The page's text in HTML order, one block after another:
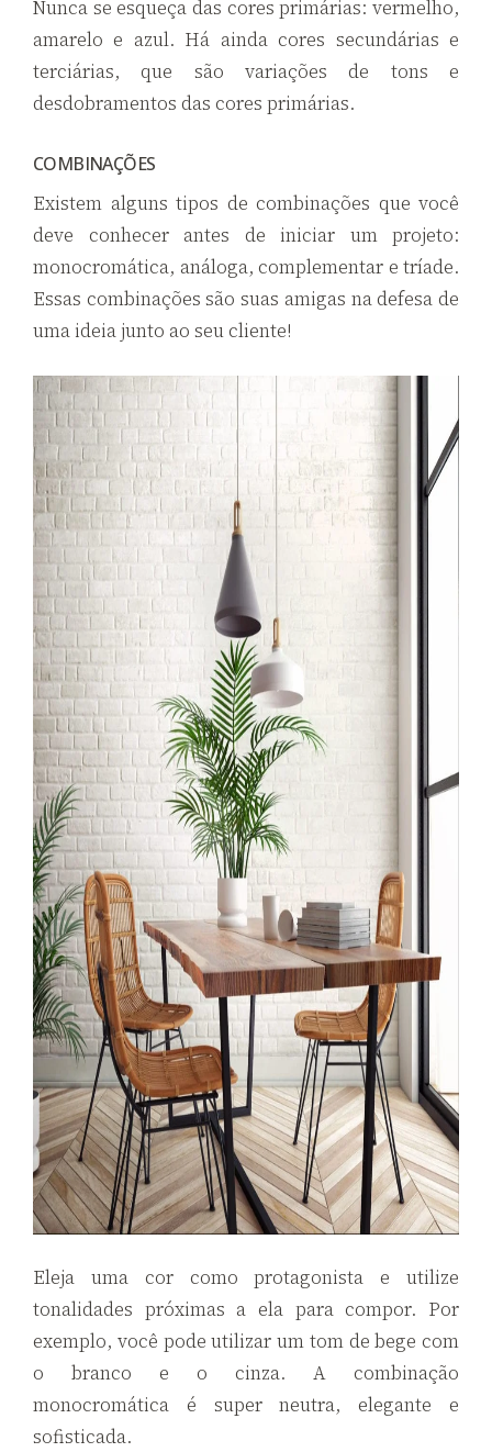
Nunca se esqueça das cores primárias: vermelho,
amarelo e azul. Há ainda cores secundárias e
terciárias, que são variações de tons e
desdobramentos das cores primárias.
COMBINAÇÕES
Existem alguns tipos de combinações que você
deve conhecer antes de iniciar um projeto:
monocromática, análoga, complementar e tríade.
Essas combinações são suas amigas na defesa de
uma ideia junto ao seu cliente!
Eleja uma cor como protagonista e utilize
tonalidades próximas a ela para compor. Por
exemplo, você pode utilizar um tom de bege com
o branco e o cinza. A combinação
monocromática é super neutra, elegante e
sofisticada.